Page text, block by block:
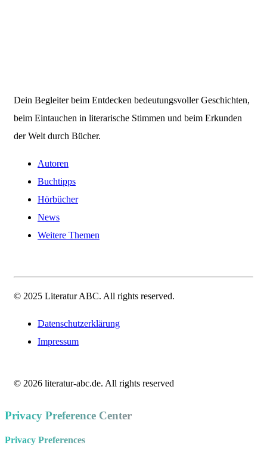
Dein Begleiter beim Entdecken bedeutungsvoller Geschichten,
beim Eintauchen in literarische Stimmen und beim Erkunden
der Welt durch Bücher.
Autoren
Buchtipps
Hörbücher
News
Weitere Themen
© 2025 Literatur ABC. All rights reserved.
Datenschutzerklärung
Impressum
© 2026 literatur-abc.de. All rights reserved
Privacy Preference Center
Privacy Preferences